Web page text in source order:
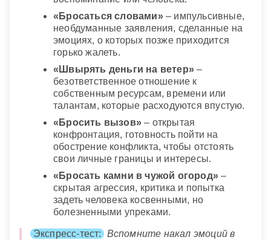
«Бросаться словами»– импульсивные,
необдуманные заявления, сделанные на
эмоциях, о которых позже приходится
горько жалеть.
«Швырять деньги на ветер» –
безответственное отношение к
собственным ресурсам, времени или
талантам, которые расходуются впустую.
«Бросить вызов» – открытая
конфронтация, готовность пойти на
обострение конфликта, чтобы отстоять
свои личные границы и интересы.
«Бросать камни в чужой огород» –
скрытая агрессия, критика и попытка
задеть человека косвенными, но
болезненными упреками.
Экспресс-тест:
Вспомните накал эмоций в